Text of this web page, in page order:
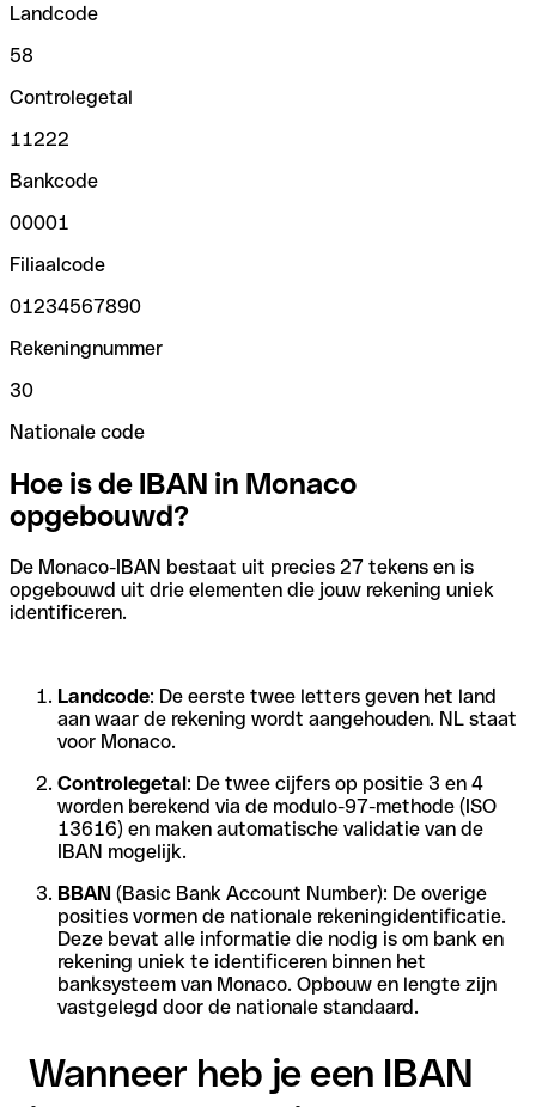
Landcode
58
Controlegetal
11222
Bankcode
00001
Filiaalcode
01234567890
Rekeningnummer
30
Nationale code
Hoe is de IBAN in Monaco
opgebouwd?
De Monaco-IBAN bestaat uit precies 27 tekens en is
opgebouwd uit drie elementen die jouw rekening uniek
identificeren.
Landcode: De eerste twee letters geven het land
aan waar de rekening wordt aangehouden. NL staat
voor Monaco.
Controlegetal: De twee cijfers op positie 3 en 4
worden berekend via de modulo-97-methode (ISO
13616) en maken automatische validatie van de
IBAN mogelijk.
BBAN (Basic Bank Account Number): De overige
posities vormen de nationale rekeningidentificatie.
Deze bevat alle informatie die nodig is om bank en
rekening uniek te identificeren binnen het
banksysteem van Monaco. Opbouw en lengte zijn
vastgelegd door de nationale standaard.
Wanneer heb je een IBAN